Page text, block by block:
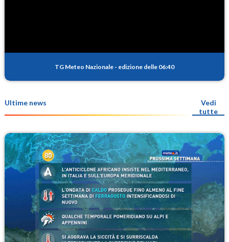
TG Meteo Nazionale - edizione delle 06:40
Ultime news
Vedi
tutte